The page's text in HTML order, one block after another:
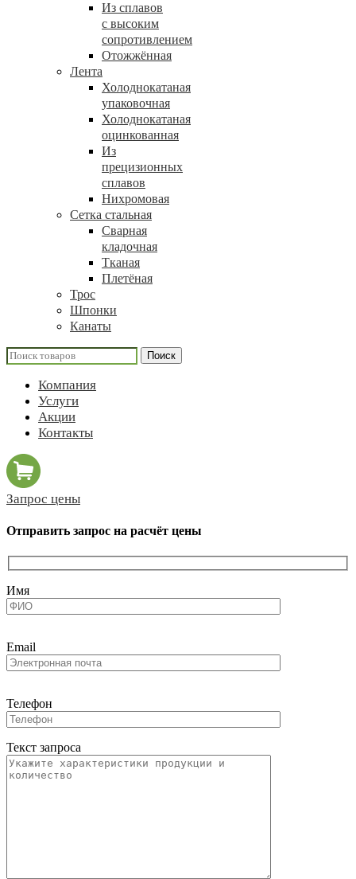
Из сплавов
с высоким
сопротивлением
Отожжённая
Лента
Холоднокатаная
упаковочная
Холоднокатаная
оцинкованная
Из
прецизионных
сплавов
Нихромовая
Сетка стальная
Сварная
кладочная
Тканая
Плетёная
Трос
Шпонки
Канаты
Поиск
Компания
Услуги
Акции
Контакты
Запрос цены
Отправить запрос на расчёт цены
Имя
Email
Телефон
Текст запроса